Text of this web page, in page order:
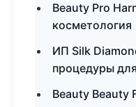
Beauty Pro
косметология
ИП Silk
процедуры
Beauty Beauty